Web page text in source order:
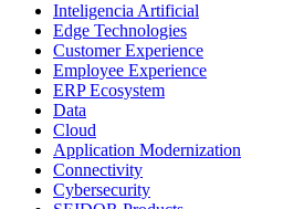
Inteligencia Artificial
Edge Technologies
Customer Experience
Employee Experience
ERP Ecosystem
Data
Cloud
Application Modernization
Connectivity
Cybersecurity